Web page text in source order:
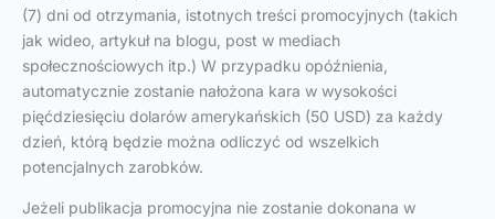
(7) dni od otrzymania, istotnych treści promocyjnych (takich
jak wideo, artykuł na blogu, post w mediach
społecznościowych itp.) W przypadku opóźnienia,
automatycznie zostanie nałożona kara w wysokości
pięćdziesięciu dolarów amerykańskich (50 USD) za każdy
dzień, którą będzie można odliczyć od wszelkich
potencjalnych zarobków.
Jeżeli publikacja promocyjna nie zostanie dokonana w